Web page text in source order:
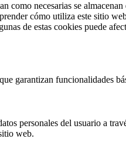
necesarias se almacenan
cómo utiliza este sitio
de estas cookies puede
garantizan funcionalidades
personales del usuario a
web.